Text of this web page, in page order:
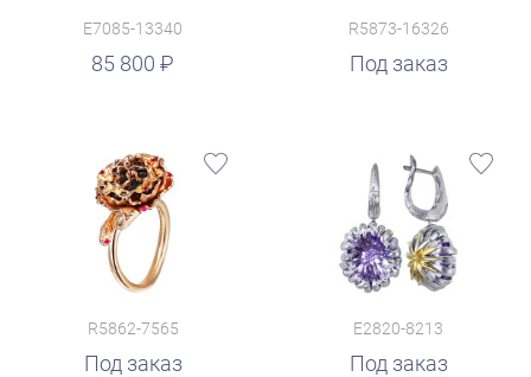
E7085-13340
85 800
R5873-16326
Под заказ
R5862-7565
Под заказ
E2820-8213
Под заказ